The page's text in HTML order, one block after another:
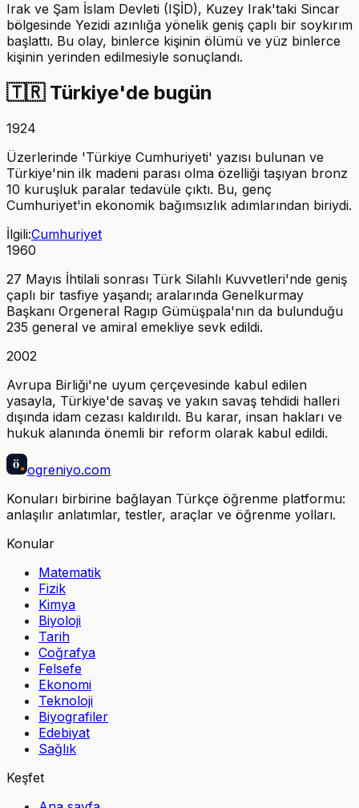
Irak ve Şam İslam Devleti (IŞİD), Kuzey Irak'taki Sincar
bölgesinde Yezidi azınlığa yönelik geniş çaplı bir soykırım
başlattı. Bu olay, binlerce kişinin ölümü ve yüz binlerce
kişinin yerinden edilmesiyle sonuçlandı.
🇹🇷 Türkiye'de bugün
1924
Üzerlerinde 'Türkiye Cumhuriyeti' yazısı bulunan ve
Türkiye'nin ilk madeni parası olma özelliği taşıyan bronz
10 kuruşluk paralar tedavüle çıktı. Bu, genç
Cumhuriyet'in ekonomik bağımsızlık adımlarından biriydi.
İlgili:Cumhuriyet
1960
27 Mayıs İhtilali sonrası Türk Silahlı Kuvvetleri'nde geniş
çaplı bir tasfiye yaşandı; aralarında Genelkurmay
Başkanı Orgeneral Ragıp Gümüşpala'nın da bulunduğu
235 general ve amiral emekliye sevk edildi.
2002
Avrupa Birliği'ne uyum çerçevesinde kabul edilen
yasayla, Türkiye'de savaş ve yakın savaş tehdidi halleri
dışında idam cezası kaldırıldı. Bu karar, insan hakları ve
hukuk alanında önemli bir reform olarak kabul edildi.
ö ogreniyo.com
Konuları birbirine bağlayan Türkçe öğrenme platformu:
anlaşılır anlatımlar, testler, araçlar ve öğrenme yolları.
Konular
Matematik
Fizik
Kimya
Biyoloji
Tarih
Coğrafya
Felsefe
Ekonomi
Teknoloji
Biyografiler
Edebiyat
Sağlık
Keşfet